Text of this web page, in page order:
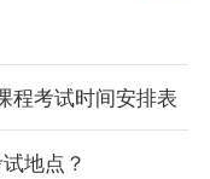
程考试时间安排表
地点？